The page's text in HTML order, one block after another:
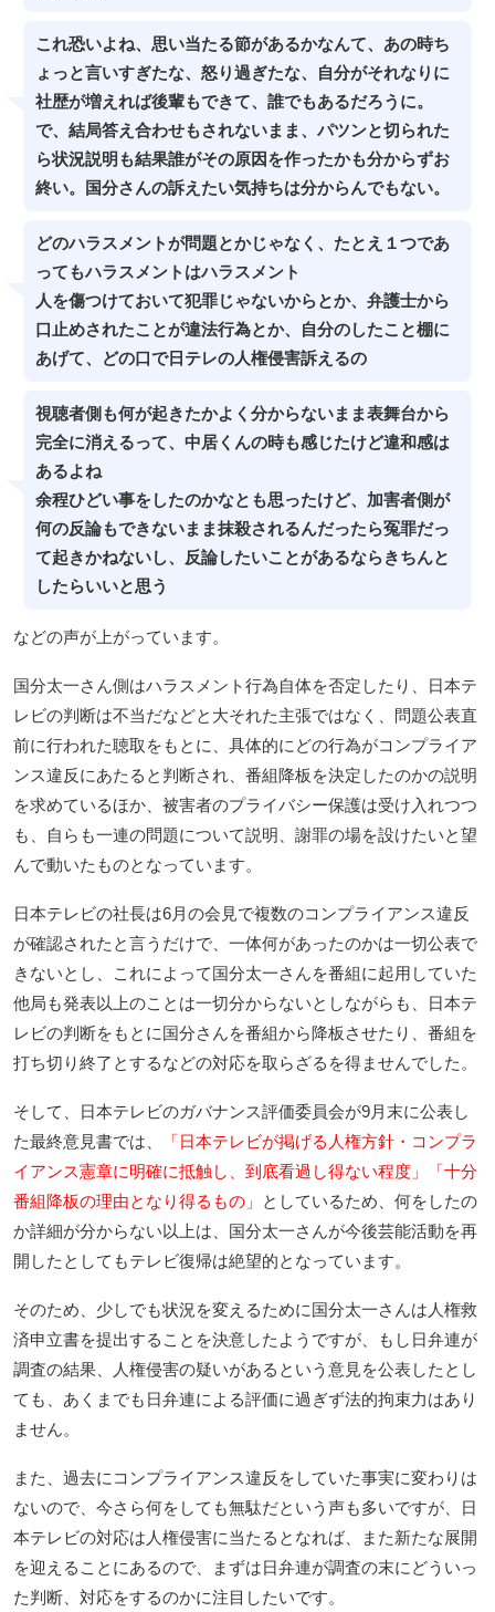
これ恐いよね、思い当たる節があるかなんて、あの時ち
ょっと言いすぎたな、怒り過ぎたな、自分がそれなりに
社歴が増えれば後輩もできて、誰でもあるだろうに。
で、結局答え合わせもされないまま、パツンと切られた
ら状況説明も結果誰がその原因を作ったかも分からずお
終い。国分さんの訴えたい気持ちは分からんでもない。
どのハラスメントが問題とかじゃなく、たとえ１つであ
ってもハラスメントはハラスメント
人を傷つけておいて犯罪じゃないからとか、弁護士から
口止めされたことが違法行為とか、自分のしたこと棚に
あげて、どの口で日テレの人権侵害訴えるの
視聴者側も何が起きたかよく分からないまま表舞台から
完全に消えるって、中居くんの時も感じたけど違和感は
あるよね
余程ひどい事をしたのかなとも思ったけど、加害者側が
何の反論もできないまま抹殺されるんだったら冤罪だっ
て起きかねないし、反論したいことがあるならきちんと
したらいいと思う
などの声が上がっています。
国分太一さん側はハラスメント行為自体を否定したり、日本テ
レビの判断は不当だなどと大それた主張ではなく、問題公表直
前に行われた聴取をもとに、具体的にどの行為がコンプライア
ンス違反にあたると判断され、番組降板を決定したのかの説明
を求めているほか、被害者のプライバシー保護は受け入れつつ
も、自らも一連の問題について説明、謝罪の場を設けたいと望
んで動いたものとなっています。
日本テレビの社長は6月の会見で複数のコンプライアンス違反
が確認されたと言うだけで、一体何があったのかは一切公表で
きないとし、これによって国分太一さんを番組に起用していた
他局も発表以上のことは一切分からないとしながらも、日本テ
レビの判断をもとに国分さんを番組から降板させたり、番組を
打ち切り終了とするなどの対応を取らざるを得ませんでした。
そして、日本テレビのガバナンス評価委員会が9月末に公表し
た最終意見書では、
「日本テレビが掲げる人権方針・コンプラ
イアンス憲章に明確に抵触し、到底看過し得ない程度」「十分
番組降板の理由となり得るもの」
としているため、何をしたの
か詳細が分からない以上は、国分太一さんが今後芸能活動を再
開したとしてもテレビ復帰は絶望的となっています。
そのため、少しでも状況を変えるために国分太一さんは人権救
済申立書を提出することを決意したようですが、もし日弁連が
調査の結果、人権侵害の疑いがあるという意見を公表したとし
ても、あくまでも日弁連による評価に過ぎず法的拘束力はあり
ません。
また、過去にコンプライアンス違反をしていた事実に変わりは
ないので、今さら何をしても無駄だという声も多いですが、日
本テレビの対応は人権侵害に当たるとなれば、また新たな展開
を迎えることにあるので、まずは日弁連が調査の末にどういっ
た判断、対応をするのかに注目したいです。